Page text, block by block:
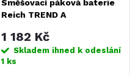
Směšovací páková baterie
Reich TREND A
1 182 Kč
Skladem ihned k odeslání
1 ks